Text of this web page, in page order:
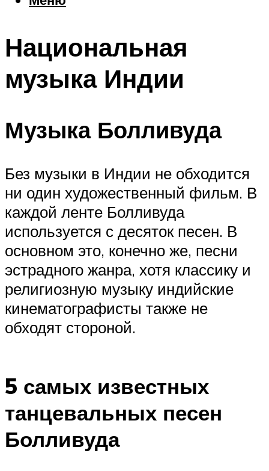
Шоппинг
Что посетить
Национальная
музыка Индии
Музыка Болливуда
Без музыки в Индии не обходится
ни один художественный фильм. В
каждой ленте Болливуда
используется с десяток песен. В
основном это, конечно же, песни
эстрадного жанра, хотя классику и
религиозную музыку индийские
кинематографисты также не
обходят стороной.
5 самых известных
танцевальных песен
Болливуда